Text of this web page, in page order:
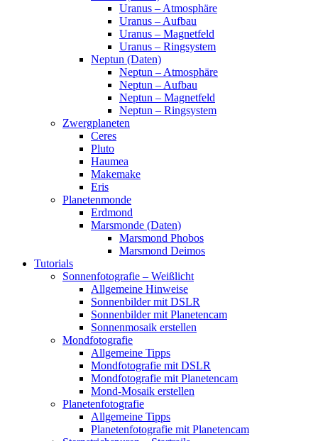
Uranus – Atmosphäre
Uranus – Aufbau
Uranus – Magnetfeld
Uranus – Ringsystem
Neptun (Daten)
Neptun – Atmosphäre
Neptun – Aufbau
Neptun – Magnetfeld
Neptun – Ringsystem
Zwergplaneten
Ceres
Pluto
Haumea
Makemake
Eris
Planetenmonde
Erdmond
Marsmonde (Daten)
Marsmond Phobos
Marsmond Deimos
Tutorials
Sonnenfotografie – Weißlicht
Allgemeine Hinweise
Sonnenbilder mit DSLR
Sonnenbilder mit Planetencam
Sonnenmosaik erstellen
Mondfotografie
Allgemeine Tipps
Mondfotografie mit DSLR
Mondfotografie mit Planetencam
Mond-Mosaik erstellen
Planetenfotografie
Allgemeine Tipps
Planetenfotografie mit Planetencam